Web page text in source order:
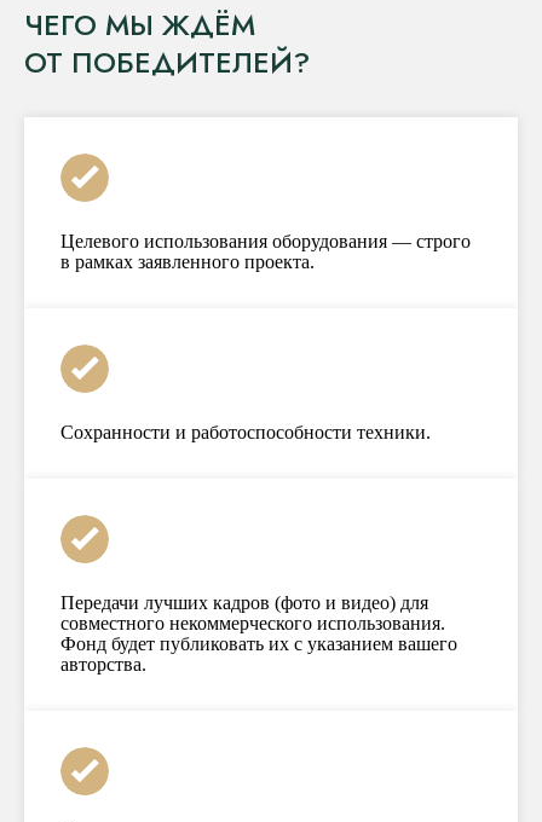
ЧЕГО МЫ ЖДЁМ
ОТ ПОБЕДИТЕЛЕЙ?
Целевого использования оборудования — строго
в рамках заявленного проекта.
Сохранности и работоспособности техники.
Передачи лучших кадров (фото и видео) для
совместного некоммерческого использования.
Фонд будет публиковать их с указанием вашего
авторства.